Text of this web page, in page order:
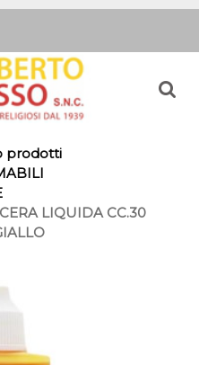
prodotti
LIQUIDA CC.30